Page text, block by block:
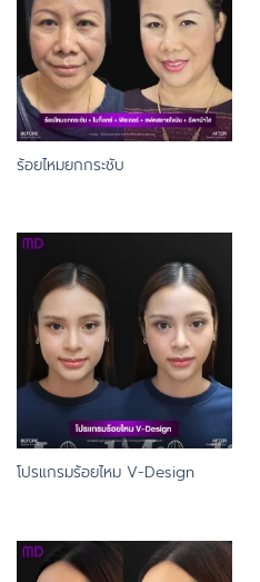
ร้อยไหมยกกระชับ
โปรแกรมร้อยไหม V-Design